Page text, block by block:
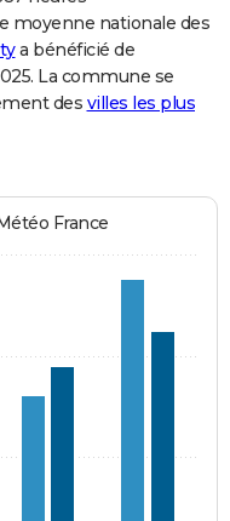
moyenne nationale des
a bénéficié de
La commune se
des villes les plus
France